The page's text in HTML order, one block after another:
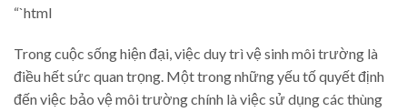
“`html
Trong cuộc sống hiện đại, việc duy trì vệ sinh môi trường là
điều hết sức quan trọng. Một trong những yếu tố quyết định
đến việc bảo vệ môi trường chính là việc sử dụng các thùng